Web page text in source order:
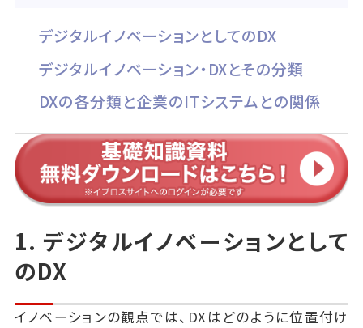
デジタルイノベーションとしてのDX
デジタルイノベーション・DXとその分類
DXの各分類と企業のITシステムとの関係
1. デジタルイノベーションとして
のDX
イノベーションの観点では、DXはどのように位置付け